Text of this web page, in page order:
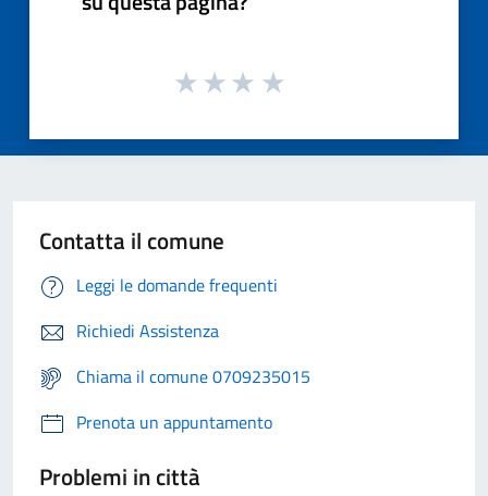
Contatta il comune
Leggi le domande frequenti
Richiedi Assistenza
Chiama il comune 0709235015
Prenota un appuntamento
Problemi in città